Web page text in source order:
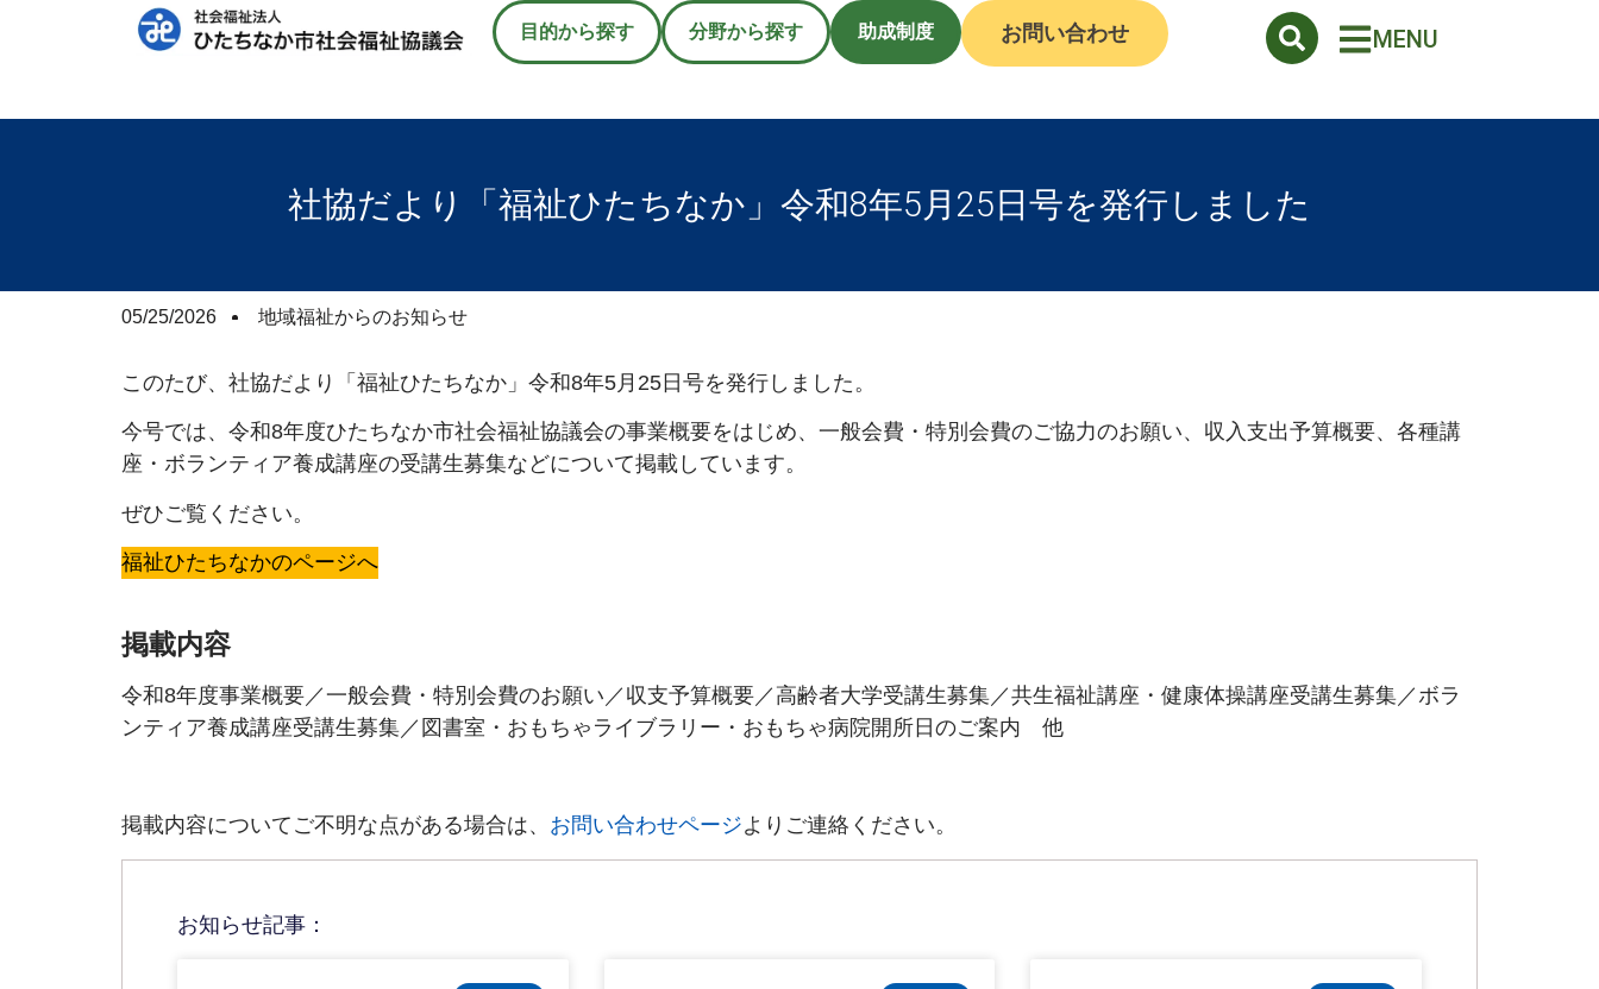
目的から探す 分野から探す 助成制度 お問い合わせ MENU
社協だより「福祉ひたちなか」令和8年5月25日号を発行しました
05/25/2026 地域福祉からのお知らせ
このたび、社協だより「福祉ひたちなか」令和8年5月25日号を発行しました。
今号では、令和8年度ひたちなか市社会福祉協議会の事業概要をはじめ、一般会費・特別会費のご協力のお願い、収入支出予算概要、各種講
座・ボランティア養成講座の受講生募集などについて掲載しています。
ぜひご覧ください。
福祉ひたちなかのページへ
掲載内容
令和8年度事業概要／一般会費・特別会費のお願い／収支予算概要／高齢者大学受講生募集／共生福祉講座・健康体操講座受講生募集／ボラ
ンティア養成講座受講生募集／図書室・おもちゃライブラリー・おもちゃ病院開所日のご案内 他
掲載内容についてご不明な点がある場合は、 お問い合わせページよりご連絡ください。
お知らせ記事：